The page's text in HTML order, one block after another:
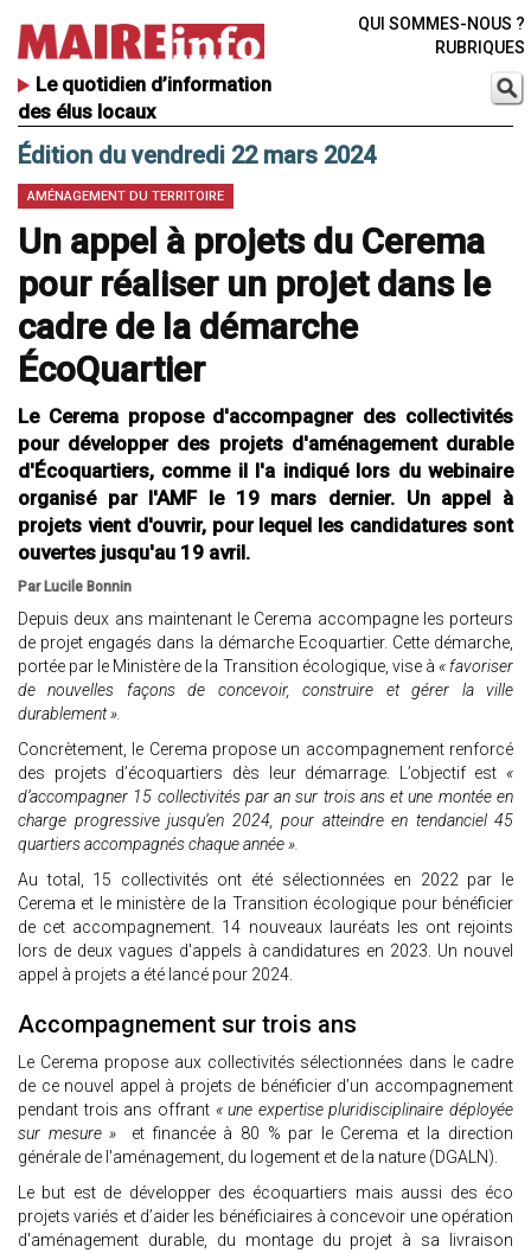
Le quotidien d’information
des élus locaux
QUI SOMMES-NOUS ?
RUBRIQUES
Édition du vendredi 22 mars 2024
AMÉNAGEMENT DU TERRITOIRE
Un appel à projets du Cerema
pour réaliser un projet dans le
cadre de la démarche
ÉcoQuartier
Le Cerema propose d'accompagner des collectivités
pour développer des projets d'aménagement durable
d'Écoquartiers, comme il l'a indiqué lors du webinaire
organisé par l'AMF le 19 mars dernier. Un appel à
projets vient d'ouvrir, pour lequel les candidatures sont
ouvertes jusqu'au 19 avril.
Par Lucile Bonnin
Depuis deux ans maintenant le Cerema accompagne les porteurs
de projet engagés dans la démarche Ecoquartier. Cette démarche,
portée par le Ministère de la Transition écologique, vise à « favoriser
de nouvelles façons de concevoir, construire et gérer la ville
durablement ».
Concrètement, le Cerema propose un accompagnement renforcé
des projets d’écoquartiers dès leur démarrage. L’objectif est «
d’accompagner 15 collectivités par an sur trois ans et une montée en
charge progressive jusqu’en 2024, pour atteindre en tendanciel 45
quartiers accompagnés chaque année ».
Au total, 15 collectivités ont été sélectionnées en 2022 par le
Cerema et le ministère de la Transition écologique pour bénéficier
de cet accompagnement. 14 nouveaux lauréats les ont rejoints
lors de deux vagues d'appels à candidatures en 2023. Un nouvel
appel à projets a été lancé pour 2024.
Accompagnement sur trois ans
Le Cerema propose aux collectivités sélectionnées dans le cadre
de ce nouvel appel à projets de bénéficier d’un accompagnement
pendant trois ans offrant « une expertise pluridisciplinaire déployée
sur mesure »
et financée à 80 % par le Cerema et la direction
générale de l'aménagement, du logement et de la nature (DGALN).
Le but est de développer des écoquartiers mais aussi des éco
projets variés et d’aider les bénéficiaires à concevoir une opération
d'aménagement durable, du montage du projet à sa livraison